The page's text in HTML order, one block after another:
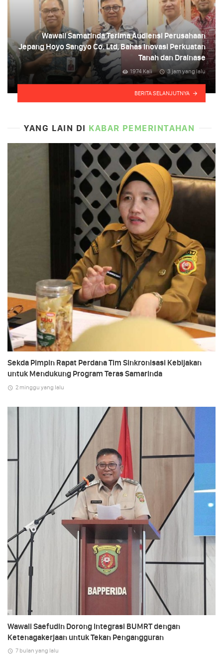
Wawali Samarinda Terima Audiensi Perusahaan
Jepang Hoyo Sangyo Co. Ltd, Bahas Inovasi Perkuatan
Tanah dan Drainase
1974 Kali 3 jam yang lalu
BERITA SELANJUTNYA
YANG LAIN DI KABAR PEMERINTAHAN
Sekda Pimpin Rapat Perdana Tim Sinkronisasi Kebijakan
untuk Mendukung Program Teras Samarinda
2 minggu yang lalu
Wawali Saefudin Dorong Integrasi BUMRT dengan
Ketenagakerjaan untuk Tekan Pengangguran
7 bulan yang lalu